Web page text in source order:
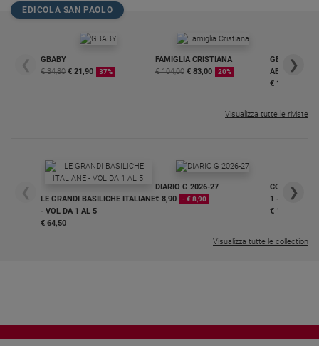
EDICOLA SAN PAOLO
❮
GBABY
€ 34,80 € 21,90 37%
FAMIGLIA CRISTIANA
€ 104,00 € 83,00 20%
GBABY
€ 16,99
❯
Visualizza tutte le riviste
❮
LE GRANDI BASILICHE ITALIANE
- VOL DA 1 AL 5
€ 64,50
DIARIO G 2026-27
€ 8,90
- € 8,90
COLLANA
1 - 2
€ 18,50
❯
Visualizza tutte le collection